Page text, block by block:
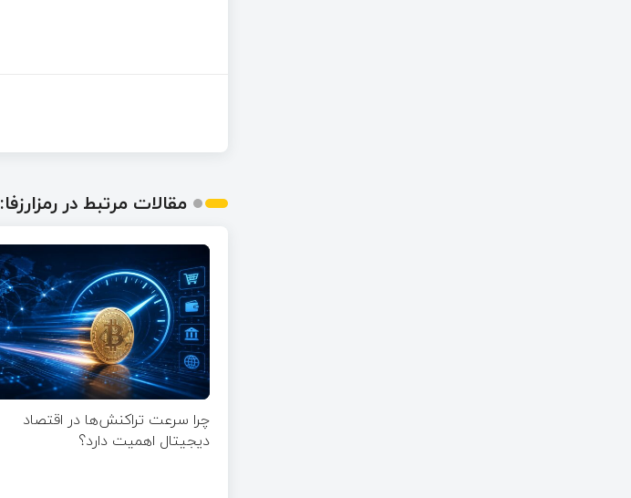
مقالات مرتبط در رمزارزفا:
چرا سرعت تراکنش‌ها در اقتصاد
دیجیتال اهمیت دارد؟